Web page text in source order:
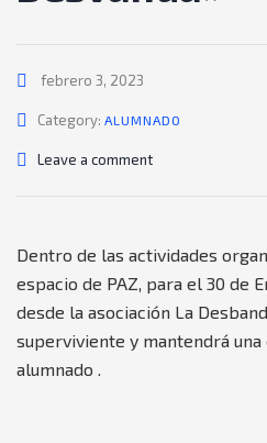
febrero 3, 2023
Category: ALUMNADO
Leave a comment
Dentro de las actividades
espacio de PAZ, para el 30 de
desde la asociación La
superviviente y mantendrá
alumnado .